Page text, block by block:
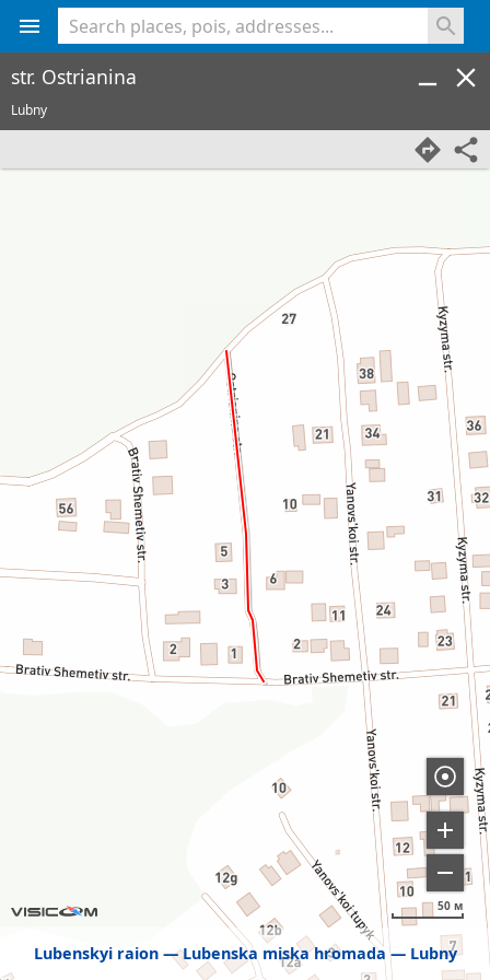
Lubenskyi raion Lubenska miska hromada Lubny
50 м
str. Ostrianina
Lubny
<% console.log(hcard) %>